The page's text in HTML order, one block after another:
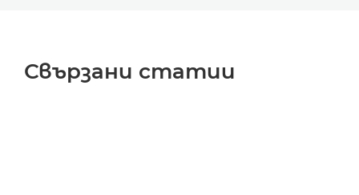
Свързани статии